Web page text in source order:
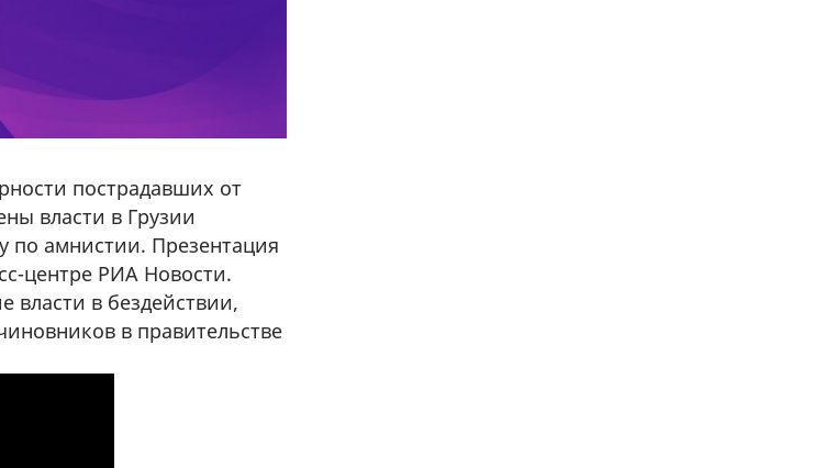
пострадавших от
власти в Грузии
амнистии. Презентация
центре РИА Новости.
в бездействии,
в правительстве